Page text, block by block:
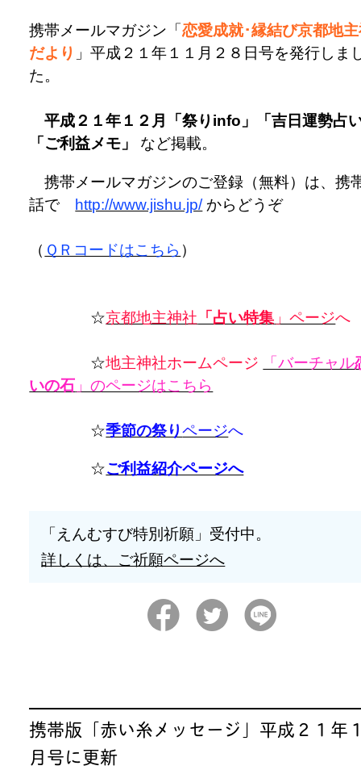
携帯メールマガジン「恋愛成就･縁結び京都地
だより 」平成２１年１１月２８日号を発行しま
た。
平成２１年１２月「祭りinfo」「吉日運勢占
「ご利益メモ」
など掲載。
携帯メールマガジンのご登録（無料）は、携
話で http://www.jishu.jp/からどうぞ
（ ＱＲコードはこちら ）
☆京都地主神社 「占い特集 」ページへ
☆地主神社ホームページ 「バーチャル
いの石 」のページはこちら
☆季節の祭りページへ
☆ご利益紹介ページへ
「えんむすび特別祈願」受付中。
詳しくは、ご祈願ページへ
携帯版「赤い糸メッセージ」平成２１年
月号に更新